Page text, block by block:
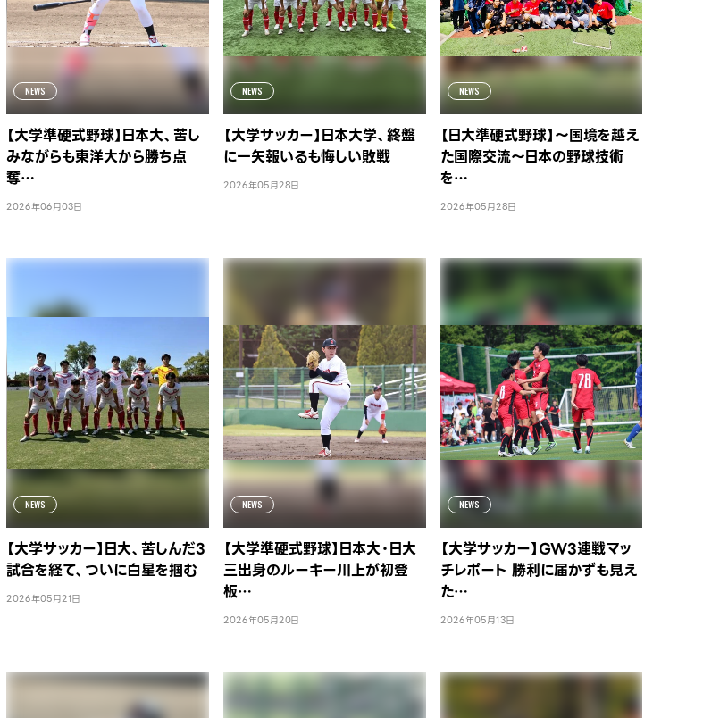
NEWS
【大学準硬式野球】日本大、苦し
みながらも東洋大から勝ち点
奪…
2026年06月03日
NEWS
【大学サッカー】日本大学、終盤
に一矢報いるも悔しい敗戦
2026年05月28日
NEWS
【日大準硬式野球】～国境を越え
た国際交流～日本の野球技術
を…
2026年05月28日
NEWS
【大学サッカー】日大、苦しんだ3
試合を経て、ついに白星を掴む
2026年05月21日
NEWS
【大学準硬式野球】日本大・日大
三出身のルーキー川上が初登
板…
2026年05月20日
NEWS
【大学サッカー】GW3連戦マッ
チレポート 勝利に届かずも見え
た…
2026年05月13日